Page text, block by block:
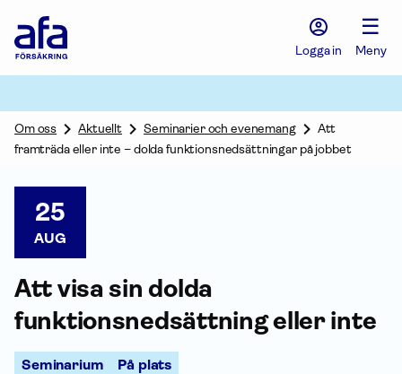
Försäkring
Logga in
☰
Meny
Om oss Aktuellt Seminarier och evenemang
Att
framträda eller inte – dolda funktionsnedsättningar på jobbet
25
AUG
Att visa sin dolda
funktionsnedsättning eller inte
Seminarium På plats